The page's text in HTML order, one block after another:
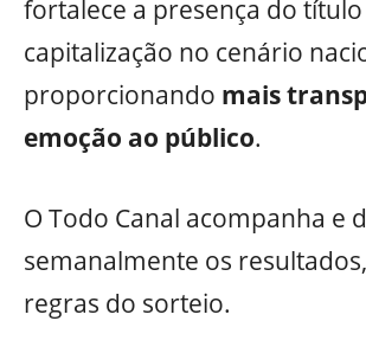
fortalece a presença do
capitalização no cenário
proporcionando mais
emoção ao público.
O Todo Canal acompanha e
semanalmente os
regras do sorteio.